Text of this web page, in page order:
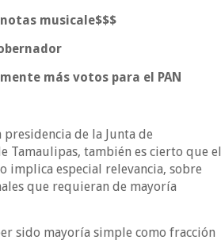
musicale$$$
más votos para el PAN
de la Junta de
Tamaulipas, también es cierto que el
implica especial relevancia, sobre
que requieran de mayoría
sido mayoría simple como fracción